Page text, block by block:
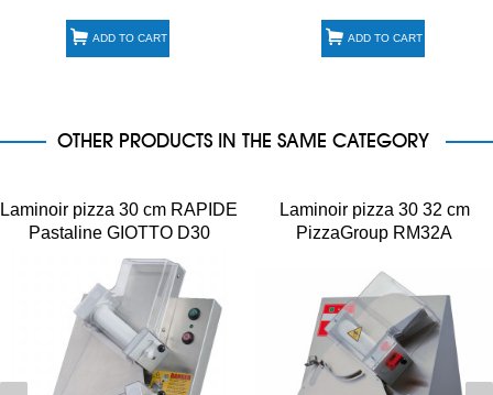
ADD TO CART ADD TO CART
OTHER PRODUCTS IN THE SAME CATEGORY
Laminoir pizza 30 cm RAPIDE
Pastaline GIOTTO D30
Laminoir pizza 30 32 cm
PizzaGroup RM32A